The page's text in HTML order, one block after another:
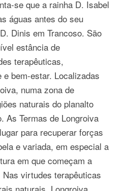
se que a rainha D. Isabel
águas antes do seu
Dinis em Trancoso. São
estância de
terapêuticas,
e bem-estar. Localizadas
numa zona de
naturais do planalto
As Termas de Longroiva
para recuperar forças
e variada, em especial a
em que começam a
virtudes terapêuticas